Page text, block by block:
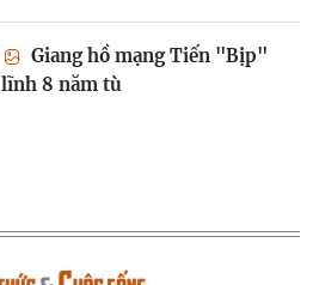
Giang hồ mạng Tiến "Bịp"
lĩnh 8 năm tù